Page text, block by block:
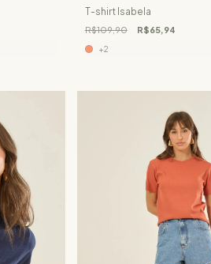
T-shirt Isabela
R$109,90 R$65,94
+2